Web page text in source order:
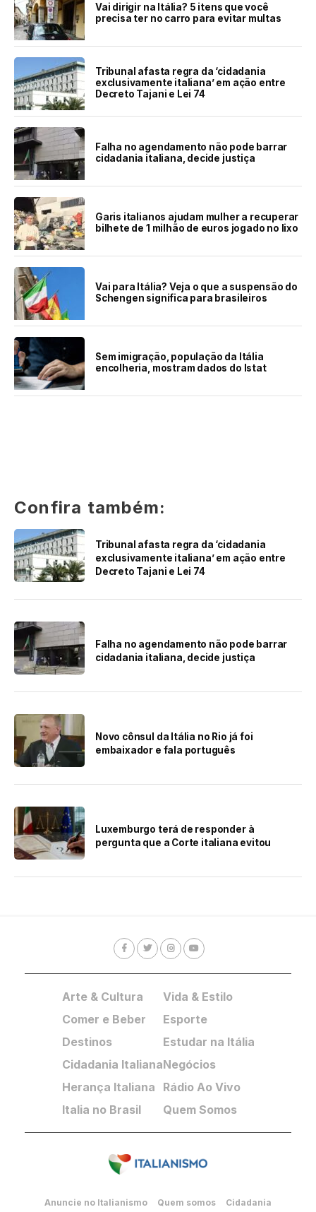
Vai dirigir na Itália? 5 itens que você
precisa ter no carro para evitar multas
Tribunal afasta regra da ‘cidadania
exclusivamente italiana’ em ação entre
Decreto Tajani e Lei 74
Falha no agendamento não pode barrar
cidadania italiana, decide justiça
Garis italianos ajudam mulher a recuperar
bilhete de 1 milhão de euros jogado no lixo
Vai para Itália? Veja o que a suspensão do
Schengen significa para brasileiros
Sem imigração, população da Itália
encolheria, mostram dados do Istat
Confira também:
Tribunal afasta regra da ‘cidadania
exclusivamente italiana’ em ação entre
Decreto Tajani e Lei 74
Falha no agendamento não pode barrar
cidadania italiana, decide justiça
Novo cônsul da Itália no Rio já foi
embaixador e fala português
Luxemburgo terá de responder à
pergunta que a Corte italiana evitou
Arte & Cultura
Comer e Beber
Destinos
Cidadania Italiana
Herança Italiana
Italia no Brasil
Vida & Estilo
Esporte
Estudar na Itália
Negócios
Rádio Ao Vivo
Quem Somos
Anuncie no Italianismo Quem somos Cidadania